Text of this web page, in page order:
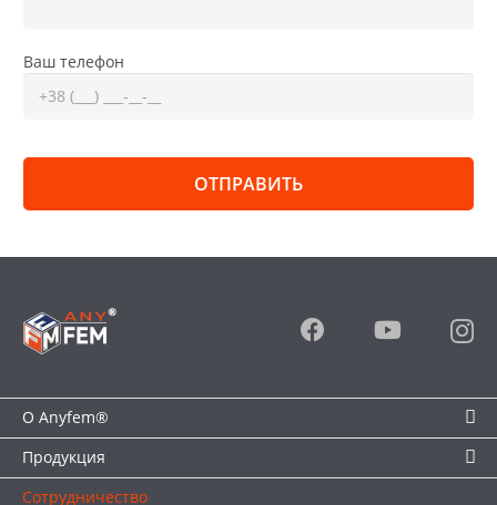
представлены коллекции плитки и брусчатки
цвета включают решения Color Mix. Это позволяет
промышленных зон — и гармонично вписать его в
архитектуру Днепра.
(пластификаторов, гидрофобизаторов,
модификаторов морозостойкости, стойких
тротуарной плитки к влаге, истиранию и перепадам
температур.
Прямая цена от производителя.
осуществляются непосредственно с завода в
Вознесенске, без посредников. Это исключает
Ваш телефон
О Anyfem®
Продукция
Сотрудничество